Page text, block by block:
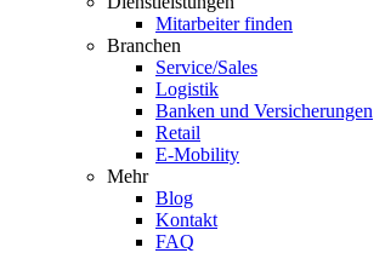
Mitarbeiter finden
Branchen
Service/Sales
Logistik
Banken und Versicherungen
Retail
E-Mobility
Mehr
Blog
Kontakt
FAQ